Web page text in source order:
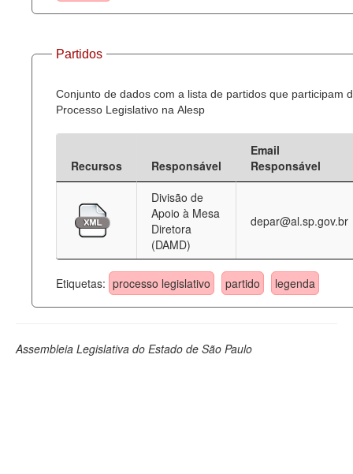
Partidos
Conjunto de dados com a lista de partidos que participam
Processo Legislativo na Alesp
Recursos Responsável
Email
Responsável
Divisão de
Apoio à Mesa
Diretora
(DAMD)
depar@al.sp.gov.br
Etiquetas: processo legislativo partido legenda
Assembleia Legislativa do Estado de São Paulo